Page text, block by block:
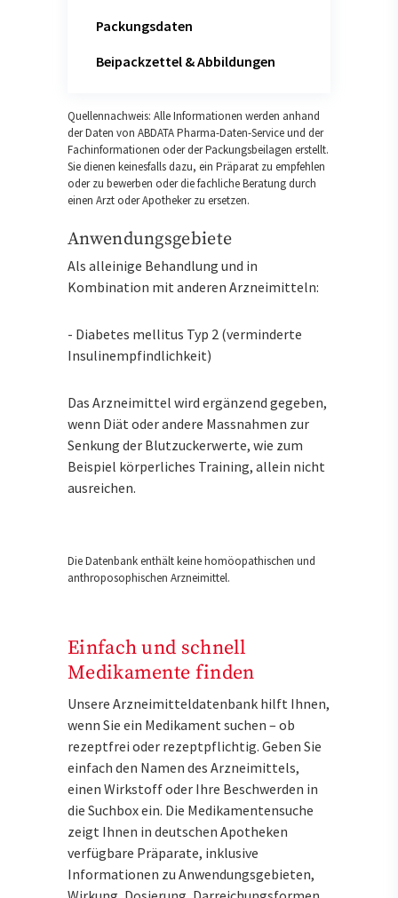
Packungsdaten
Beipackzettel & Abbildungen
Quellennachweis: Alle Informationen werden anhand
der Daten von ABDATA Pharma-Daten-Service und der
Fachinformationen oder der Packungsbeilagen erstellt.
Sie dienen keinesfalls dazu, ein Präparat zu empfehlen
oder zu bewerben oder die fachliche Beratung durch
einen Arzt oder Apotheker zu ersetzen.
Anwendungsgebiete
Als alleinige Behandlung und in
Kombination mit anderen Arzneimitteln:
- Diabetes mellitus Typ 2 (verminderte
Insulinempfindlichkeit)
Das Arzneimittel wird ergänzend gegeben,
wenn Diät oder andere Massnahmen zur
Senkung der Blutzuckerwerte, wie zum
Beispiel körperliches Training, allein nicht
ausreichen.
Die Datenbank enthält keine homöopathischen und
anthroposophischen Arzneimittel.
Einfach und schnell
Medikamente finden
Unsere Arzneimitteldatenbank hilft Ihnen,
wenn Sie ein Medikament suchen – ob
rezeptfrei oder rezeptpflichtig. Geben Sie
einfach den Namen des Arzneimittels,
einen Wirkstoff oder Ihre Beschwerden in
die Suchbox ein. Die Medikamentensuche
zeigt Ihnen in deutschen Apotheken
verfügbare Präparate, inklusive
Informationen zu Anwendungsgebieten,